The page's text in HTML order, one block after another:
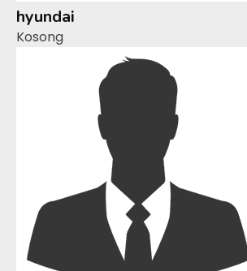
hyundai
Kosong